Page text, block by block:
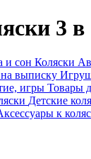
3 в
и сон Коляски
выписку
игры Товары
Детские
к